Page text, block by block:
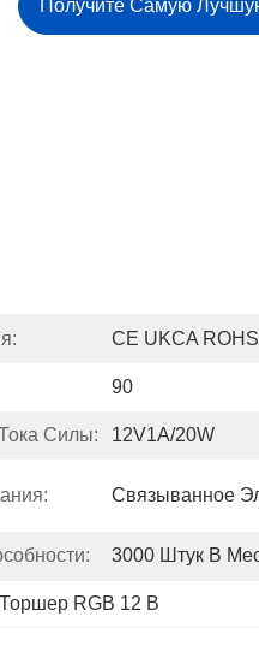
Получите Самую
CE UKCA
90
Силы: 12V1A/20W
Связыванное
3000 Штук В
Торшер RGB 12 В